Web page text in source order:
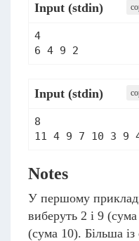
Input (stdin)
4
Input (stdin)
8
Notes
У першому
виберуть 2 і 9
(сума 10). Більша